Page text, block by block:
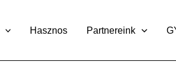
Hasznos Partnereink